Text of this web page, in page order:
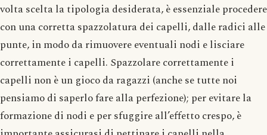
volta scelta la tipologia desiderata, è essenziale procedere
con una corretta spazzolatura dei capelli, dalle radici alle
punte, in modo da rimuovere eventuali nodi e lisciare
correttamente i capelli. Spazzolare correttamente i
capelli non è un gioco da ragazzi (anche se tutte noi
pensiamo di saperlo fare alla perfezione); per evitare la
formazione di nodi e per sfuggire all’effetto crespo, è